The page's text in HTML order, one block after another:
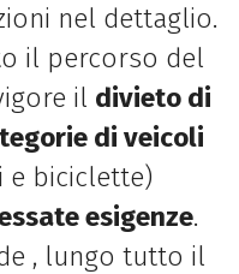
nel dettaglio.
il percorso del
il divieto di
di veicoli
biciclette)
esigenze.
, lungo tutto il